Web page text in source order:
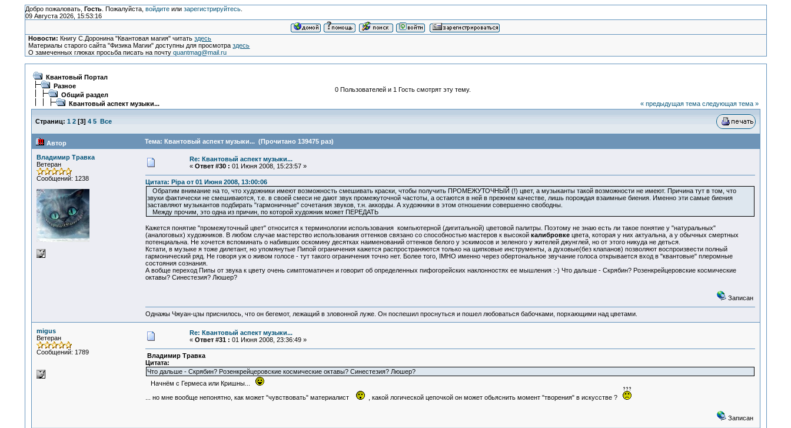
Добро пожаловать, Гость. Пожалуйста, войдитеили зарегистрируйтесь.
09 Августа 2026, 15:53:16
Новости: Книгу С.Доронина "Квантовая магия" читатьздесь
Материалы старого сайта "Физика Магии" доступны для просмотраздесь
О замеченных глюках просьба писать на почтуquantmag@mail.ru
Квантовый Портал
Разное
Общий раздел
Квантовый аспект музыки...
0 Пользователей и 1 Гость смотрят эту тему.
« предыдущая тема следующая тема »
Страниц: 1 2[3] 4 5 Все
Автор Тема: Квантовый аспект музыки... (Прочитано 139475 раз)
Владимир Травка
Ветеран
Сообщений: 1238
Re: Квантовый аспект музыки...
« Ответ #30 : 01 Июня 2008, 15:23:57 »
Цитата: Pipa от 01 Июня 2008, 13:00:06
Обратим внимание на то, что художники имеют возможность смешивать краски, чтобы получить ПРОМЕЖУТОЧНЫЙ (!) цвет, а музыканты такой возможности не имеют. Причина тут в том, что
звуки фактически не смешиваются, т.е. в своей смеси не дают звук промежуточной частоты, а остаются в ней в прежнем качестве, лишь порождая взаимные биения. Именно эти самые биения
заставляют музыкантов подбирать "гармоничные" сочетания звуков, т.н. аккорды. А художники в этом отношении совершенно свободны.
Между прочим, это одна из причин, по которой художник может ПЕРЕДАТЬ
Кажется понятие "промежуточный цвет" относится к терминологии использования компьютерной (дигитальной) цветовой палитры. Поэтому не знаю есть ли такое понятие у "натуральных"
(аналоговых) художников. В любом случае мастерство использования оттенков связано со способностью мастеров к высокой калибровкецвета, которая у них актуальна, а у обычных смертных
потенциальна. Не хочется вспоминать о набивших оскомину десятках наименований оттенков белого у эскимосов и зеленого у жителей джунглей, но от этого никуда не деться.
Кстати, в музыке я тоже дилетант, но упомянутые Пипой ограничения кажется распространяются только на щипковые инструменты, а духовые(без клапанов) позволяют воспроизвести полный
гармонический ряд. Не говоря уж о живом голосе - тут такого ограничения точно нет. Более того, IMHO именно через обертональное звучание голоса открывается вход в "квантовые" плеромные
состояния сознания.
А вобще переход Пипы от звука к цвету очень симптоматичен и говорит об определенных пифогорейских наклонностях ее мышления :-) Что дальше - Скрябин? Розенкрейцеровские космические
октавы? Синестезия? Люшер?
Записан
Однажы Чжуан-цзы приснилось, что он бегемот, лежащий в зловонной луже. Он поспешил проснуться и пошел любоваться бабочками, порхающими над цветами.
migus
Ветеран
Сообщений: 1789
Re: Квантовый аспект музыки...
« Ответ #31 : 01 Июня 2008, 23:36:49 »
Владимир Травка
Цитата:
Что дальше - Скрябин? Розенкрейцеровские космические октавы? Синестезия? Люшер?
Начнём с Гермеса или Кришны...
... но мне вообще непонятно, как может "чувствовать" материалист
, какой логической цепочкой он может обьяснить момент "творения" в искусстве ?
Записан